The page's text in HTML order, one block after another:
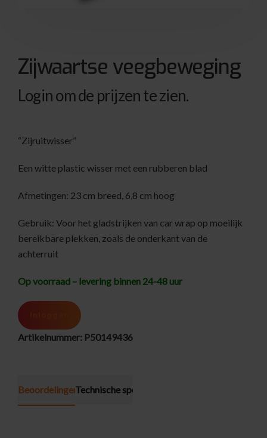
Zijwaartse veegbeweging
Login om de prijzen te zien.
“Zijruitwisser”
Een witte plastic wisser met een rubberen blad
Afmetingen: 23 cm breed, 6,8 cm hoog
Gebruik: Voor het gladstrijken van car wrap op moeilijk
bereikbare plekken, zoals de onderkant van de
achterruit
Op voorraad – levering binnen 24-48 uur
Artikelnummer: P50149436
Beoordelingen (0)Technische specificatie